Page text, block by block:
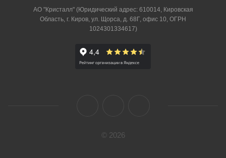
АО "Кристалл" (Юридический адрес: 610014, Кировская
Область, г. Киров, ул. Щорса, д. 68Г, офис 10, ОГРН
1024301334617)
© 2026